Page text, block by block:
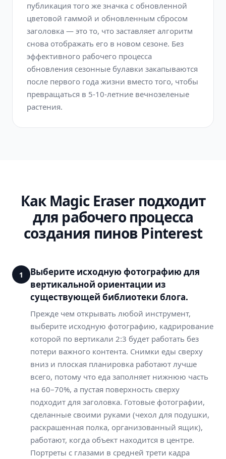
публикация того же значка с обновленной
цветовой гаммой и обновленным сбросом
заголовка — это то, что заставляет алгоритм
снова отображать его в новом сезоне. Без
эффективного рабочего процесса
обновления сезонные булавки закапываются
после первого года жизни вместо того, чтобы
превращаться в 5-10-летние вечнозеленые
растения.
Как Magic Eraser подходит
для рабочего процесса
создания пинов Pinterest
1
Выберите исходную фотографию для
вертикальной ориентации из
существующей библиотеки блога.
Прежде чем открывать любой инструмент,
выберите исходную фотографию, кадрирование
которой по вертикали 2:3 будет работать без
потери важного контента. Снимки еды сверху
вниз и плоская планировка работают лучше
всего, потому что еда заполняет нижнюю часть
на 60–70%, а пустая поверхность сверху
подходит для заголовка. Готовые фотографии,
сделанные своими руками (чехол для подушки,
раскрашенная полка, организованный ящик),
работают, когда объект находится в центре.
Портреты с глазами в средней трети кадра